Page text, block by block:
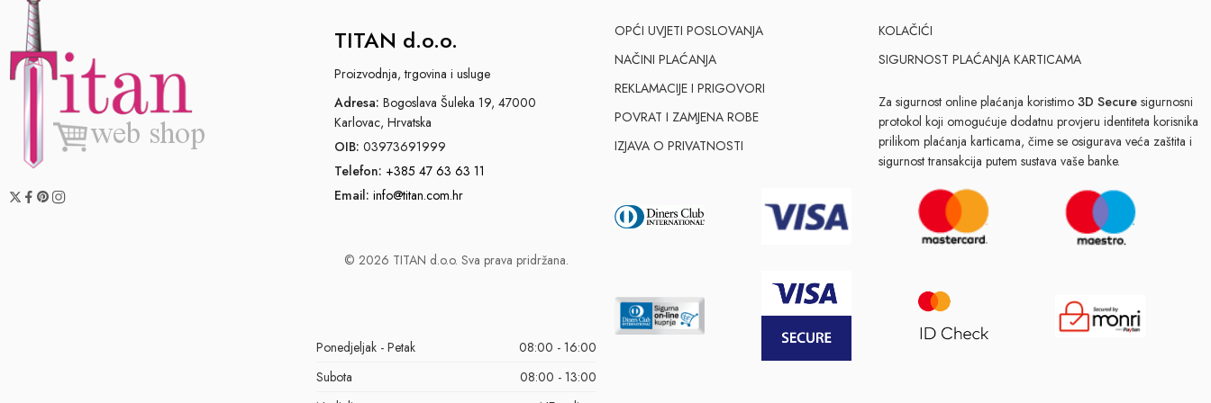
TITAN d.o.o.
Proizvodnja, trgovina i usluge
Adresa: Bogoslava Šuleka 19, 47000
Karlovac, Hrvatska
OIB: 03973691999
Telefon: +385 47 63 63 11
Email: info@titan.com.hr
© 2026 TITAN d.o.o. Sva prava pridržana.
Ponedjeljak - Petak
08:00 - 16:00
Subota
08:00 - 13:00
OPĆI UVJETI POSLOVANJA
NAČINI PLAĆANJA
REKLAMACIJE I PRIGOVORI
POVRAT I ZAMJENA ROBE
IZJAVA O PRIVATNOSTI
KOLAČIĆI
SIGURNOST PLAĆANJA KARTICAMA
Za sigurnost online plaćanja koristimo 3D Securesigurnosni
protokol koji omogućuje dodatnu provjeru identiteta korisnika
prilikom plaćanja karticama, čime se osigurava veća zaštita i
sigurnost transakcija putem sustava vaše banke.